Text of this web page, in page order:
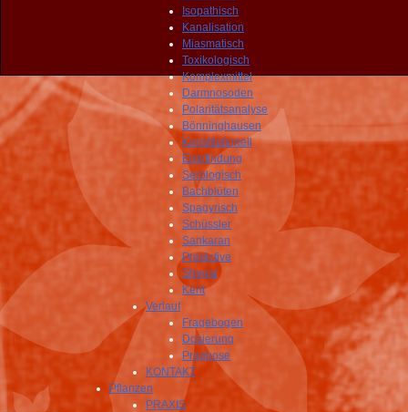
Isopathisch
Kanalisation
Miasmatisch
Toxikologisch
Komplexmittel
Darmnosoden
Polaritätsanalyse
Bönninghausen
Konstitutionell
Empfindung
Serologisch
Bachblüten
Spagyrisch
Schüssler
Sankaran
Predictive
Shegal
Kent
Verlauf
Fragebogen
Dosierung
Prognose
KONTAKT
Pflanzen
PRAXIS